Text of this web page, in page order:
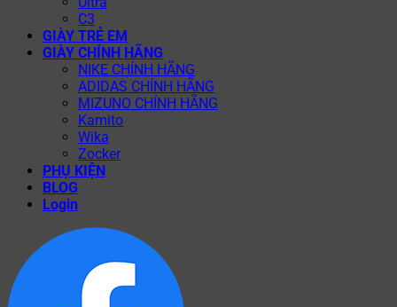
C3
GIÀY TRẺ EM
GIÀY CHÍNH HÃNG
NIKE CHÍNH HÃNG
ADIDAS CHÍNH HÃNG
MIZUNO CHÍNH HÃNG
Kamito
Wika
Zocker
PHỤ KIỆN
BLOG
Login